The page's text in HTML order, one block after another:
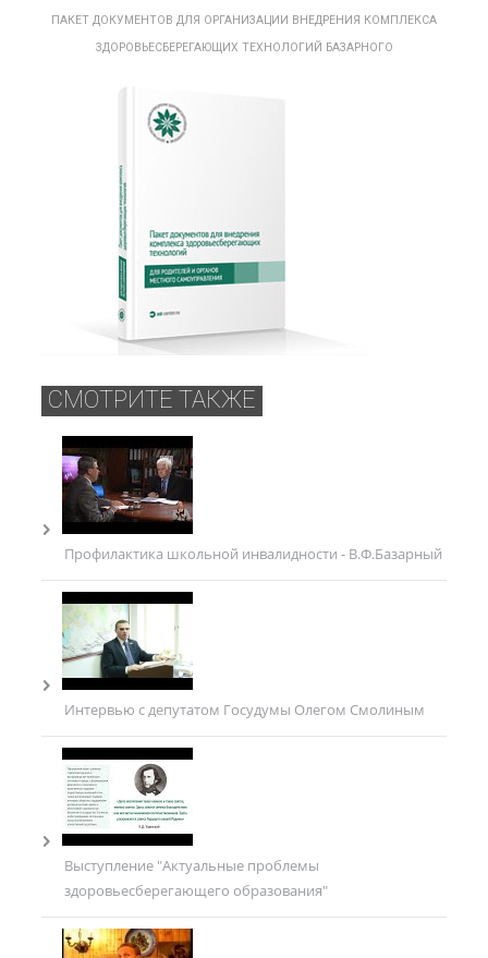
ПАКЕТ ДОКУМЕНТОВ ДЛЯ ОРГАНИЗАЦИИ ВНЕДРЕНИЯ КОМПЛЕКСА
ЗДОРОВЬЕСБЕРЕГАЮЩИХ ТЕХНОЛОГИЙ БАЗАРНОГО
СМОТРИТЕ ТАКЖЕ
Профилактика школьной инвалидности - В.Ф.Базарный
Интервью с депутатом Госудумы Олегом Смолиным
Выступление "Актуальные проблемы
здоровьесберегающего образования"